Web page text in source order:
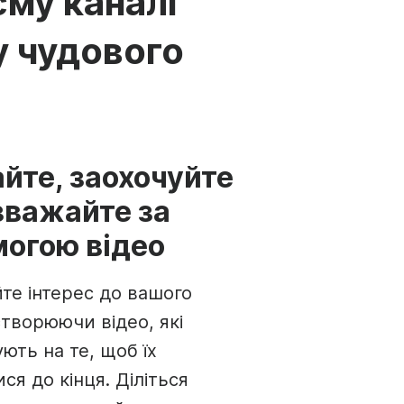
чудового
заохочуйте
за
відео
інтерес до вашого
відео, які
на те, щоб їх
до кінця. Діліться